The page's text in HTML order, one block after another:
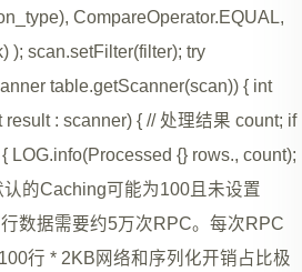
CompareOperator.EQUAL,
); scan.setFilter(filter); try
table.getScanner(scan)) { int
: scanner) { // 处理结果 count; if
LOG.info(Processed {} rows., count);
的Caching可能为100且未设置
数据需要约5万次RPC。每次RPC
行 * 2KB网络和序列化开销占比极